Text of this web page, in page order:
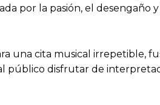
por la pasión, el desengaño
una cita musical irrepetible,
público disfrutar de